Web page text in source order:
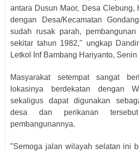
antara Dusun Maor, Desa Clebung,
dengan Desa/Kecamatan
sudah rusak parah,
sekitar tahun 1982," ungkap
Letkol Inf Bambang Hariyanto, Senin
Masyarakat setempat sangat
lokasinya berdekatan dengan
sekaligus dapat digunakan
desa dan perikanan
pembangunannya.
"Semoga jalan wilayah selatan ini